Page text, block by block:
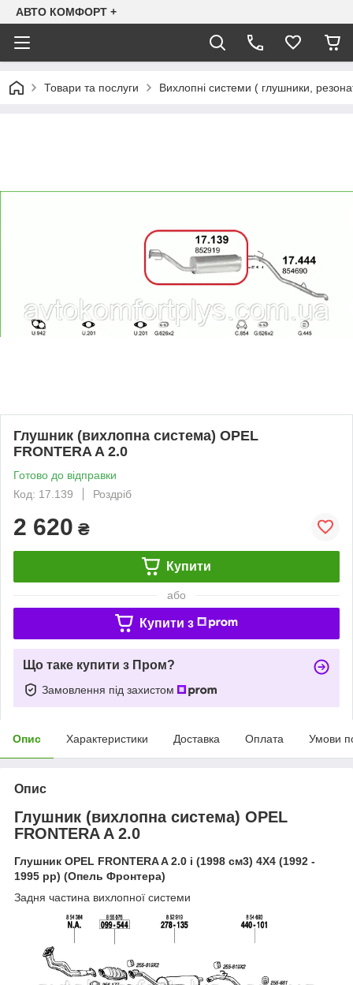
АВТО КОМФОРТ +
Товари та послуги Вихлопні системи ( глушники,
Глушник (вихлопна система) OPEL
FRONTERA A 2.0
Готово до відправки
Код: 17.139
Роздріб
2 620 ₴
Купити
або
Купити з
Що таке купити з Пром?
Замовлення під захистом
Опис Характеристики Доставка Оплата Умови
Опис
Глушник (вихлопна система) OPEL
FRONTERA A 2.0
Глушник OPEL FRONTERA A 2.0 i (1998 см3) 4X4 (1992 -
1995 рр) (Опель Фронтера)
Задня частина вихлопної системи